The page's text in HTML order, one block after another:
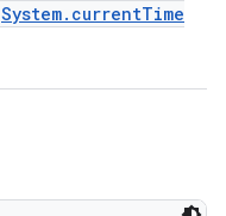
System. currentTime